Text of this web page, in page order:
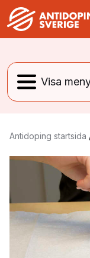
Antidoping startsida